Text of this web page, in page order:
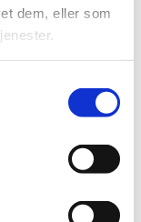
dem, eller som
af
næsespray
og
til